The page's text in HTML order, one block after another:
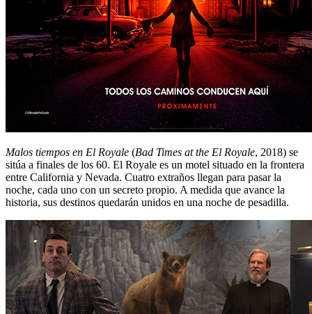
Malos tiempos en El Royale (Bad Times at the El Royale, 2018) se
sitúa a finales de los 60. El Royale es un motel situado en la frontera
entre California y Nevada. Cuatro extraños llegan para pasar la
noche, cada uno con un secreto propio. A medida que avance la
historia, sus destinos quedarán unidos en una noche de pesadilla.